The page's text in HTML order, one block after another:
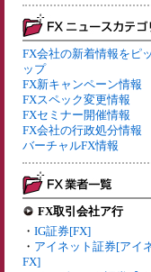
FX会社の新着情報をピ
ップ
FX新キャンペーン情報
FXスペック変更情報
FXセミナー開催情報
FX会社の行政処分情報
バーチャルFX情報
FX取引会社ア行
・ IG証券[FX]
・ アイネット証券[アイ
FX]